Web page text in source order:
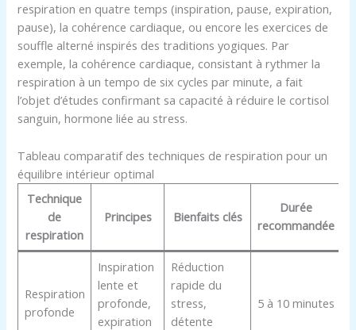
respiration en quatre temps (inspiration, pause, expiration,
pause), la cohérence cardiaque, ou encore les exercices de
souffle alterné inspirés des traditions yogiques. Par
exemple, la cohérence cardiaque, consistant à rythmer la
respiration à un tempo de six cycles par minute, a fait
l’objet d’études confirmant sa capacité à réduire le cortisol
sanguin, hormone liée au stress.
Tableau comparatif des techniques de respiration pour un
équilibre intérieur optimal
Technique
de
respiration
Principes Bienfaits clés
Durée
recommandée
Respiration
profonde
Inspiration
lente et
profonde,
expiration
Réduction
rapide du
stress,
détente
5 à 10 minutes